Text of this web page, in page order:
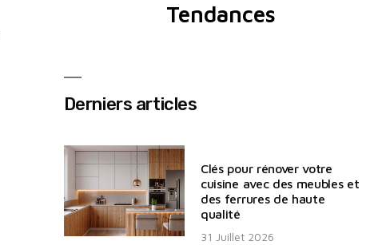
Tendances
Derniers articles
Clés pour rénover votre
cuisine avec des meubles et
des ferrures de haute
qualité
31 Juillet 2026